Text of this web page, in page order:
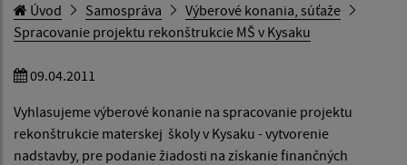
Úvod Samospráva
Výberové konania, súťaže
Spracovanie projektu rekonštrukcie MŠ v Kysaku
09.04.2011
Vyhlasujeme výberové konanie na spracovanie projektu
rekonštrukcie materskej školy v Kysaku - vytvorenie
nadstavby, pre podanie žiadosti na získanie finančných